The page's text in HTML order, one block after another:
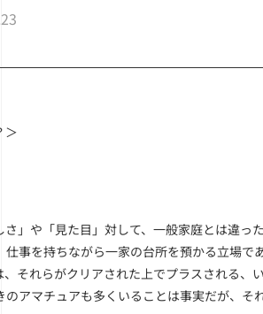
＞
」や「見た目」対して、一般家庭とは違っ
事を持ちながら一家の台所を預かる立場
それらがクリアされた上でプラスされる、
アマチュアも多くいることは事実だが、